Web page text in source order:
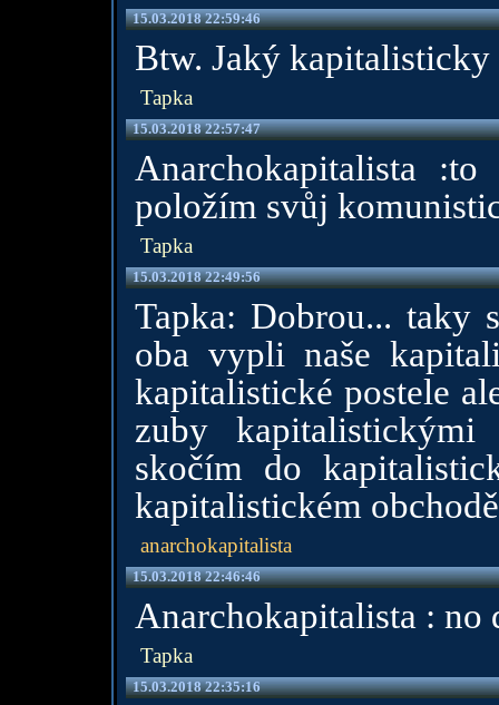
15.03.2018 22:59:46
Btw. Jaký
Tapka
15.03.2018 22:57:47
Anarchokapitalista
položím svůj
Tapka
15.03.2018 22:49:56
Tapka: Dobrou... taky
oba vypli naše
kapitalistické postele
zuby
skočím do
kapitalistickém obchodě
anarchokapitalista
15.03.2018 22:46:46
Anarchokapitalista : no
Tapka
15.03.2018 22:35:16